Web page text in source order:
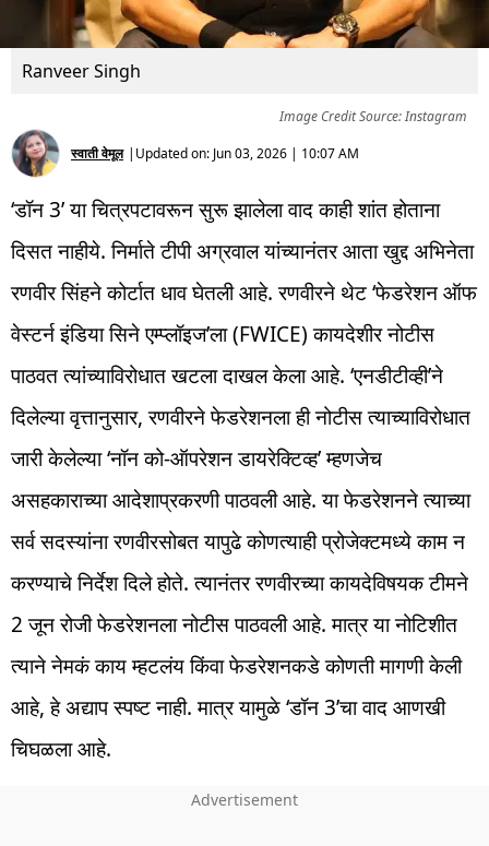
Ranveer Singh
Image Credit Source: Instagram
स्वाती वेमूल | Updated on: Jun 03, 2026 | 10:07 AM
‘डॉन 3’ या चित्रपटावरून सुरू झालेला वाद काही शांत होताना
दिसत नाहीये. निर्माते टीपी अग्रवाल यांच्यानंतर आता खुद्द अभिनेता
रणवीर सिंहने कोर्टात धाव घेतली आहे. रणवीरने थेट ‘फेडरेशन ऑफ
वेस्टर्न इंडिया सिने एम्प्लॉइज’ला (FWICE) कायदेशीर नोटीस
पाठवत त्यांच्याविरोधात खटला दाखल केला आहे. ‘एनडीटीव्ही’ने
दिलेल्या वृत्तानुसार, रणवीरने फेडरेशनला ही नोटीस त्याच्याविरोधात
जारी केलेल्या ‘नॉन को-ऑपरेशन डायरेक्टिव्ह’ म्हणजेच
असहकाराच्या आदेशाप्रकरणी पाठवली आहे. या फेडरेशनने त्याच्या
सर्व सदस्यांना रणवीरसोबत यापुढे कोणत्याही प्रोजेक्टमध्ये काम न
करण्याचे निर्देश दिले होते. त्यानंतर रणवीरच्या कायदेविषयक टीमने
2 जून रोजी फेडरेशनला नोटीस पाठवली आहे. मात्र या नोटिशीत
त्याने नेमकं काय म्हटलंय किंवा फेडरेशनकडे कोणती मागणी केली
आहे, हे अद्याप स्पष्ट नाही. मात्र यामुळे ‘डॉन 3’चा वाद आणखी
चिघळला आहे.